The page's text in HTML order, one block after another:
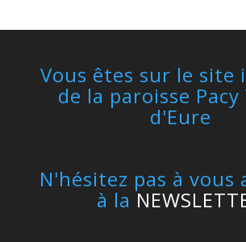
Vous êtes sur le site
de la paroisse Pacy
d'Eure
N'hésitez pas à vous
à la